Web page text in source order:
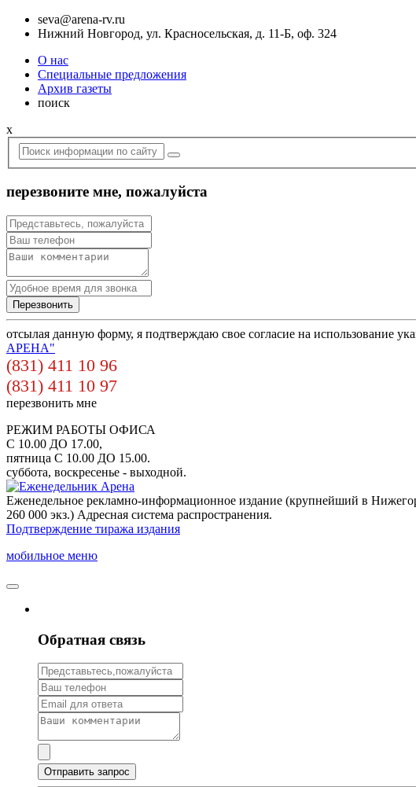
seva@arena-rv.ru
Нижний Новгород, ул. Красносельская, д. 11-Б, оф. 324
О нас
Специальные предложения
Архив газеты
поиск
x
перезвоните мне, пожалуйста
отсылая данную форму, я подтверждаю свое согласие на использование
АРЕНА"
(831) 411 10 96
(831) 411 10 97
перезвонить мне
РЕЖИМ РАБОТЫ ОФИСА
С 10.00 ДО 17.00,
пятница С 10.00 ДО 15.00.
суббота, воскресенье - выходной.
Еженедельное рекламно-информационное издание (крупнейший в
260 000 экз.) Адресная система распространения.
Подтверждение тиража издания
мобильное меню
Обратная связь